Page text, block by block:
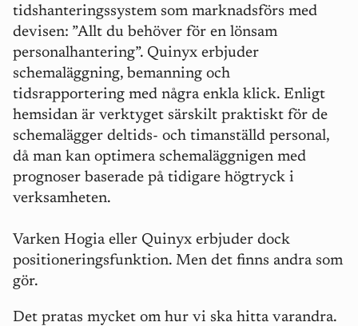
tidshanteringssystem som marknadsförs med
devisen: ”Allt du behöver för en lönsam
personalhantering”. Quinyx erbjuder
schemaläggning, bemanning och
tidsrapportering med några enkla klick. Enligt
hemsidan är verktyget särskilt praktiskt för de
schemalägger deltids- och timanställd personal,
då man kan optimera schemaläggnigen med
prognoser baserade på tidigare högtryck i
verksamheten.
Varken Hogia eller Quinyx erbjuder dock
positioneringsfunktion. Men det finns andra som
gör.
Det pratas mycket om hur vi ska hitta varandra.